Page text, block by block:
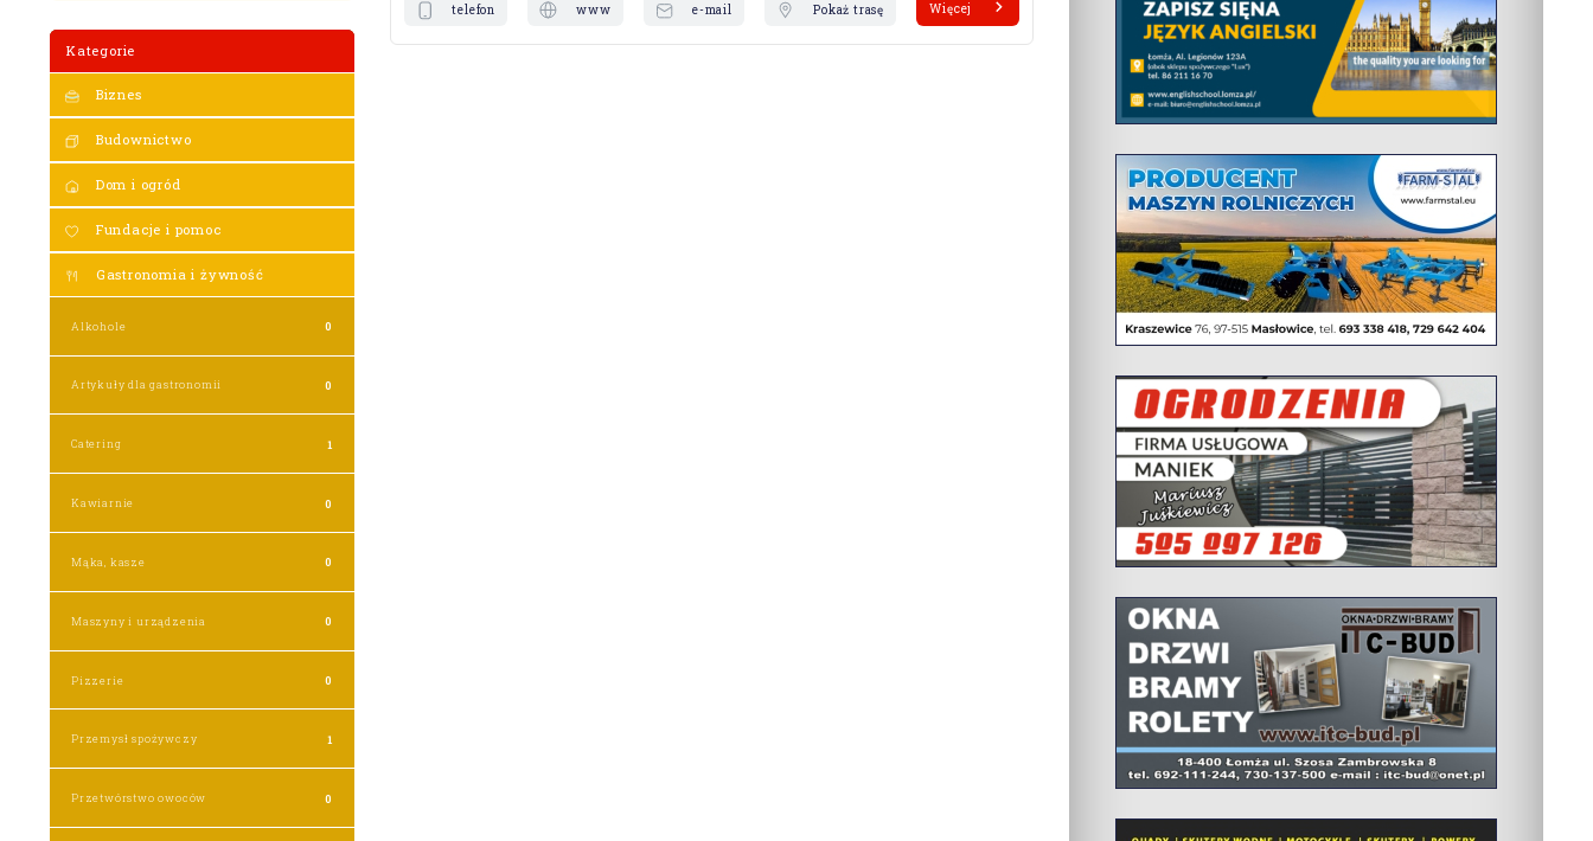
Kategorie
Biznes
Budownictwo
Dom i ogród
Fundacje i pomoc
Gastronomia i żywność
Alkohole 0
Artykuły dla gastronomii 0
Catering 1
Kawiarnie 0
Mąka, kasze 0
Maszyny i urządzenia 0
Pizzerie 0
Przemysł spożywczy 1
Przetwórstwo owoców 0
telefon www e-mail Pokaż trasę Więcej